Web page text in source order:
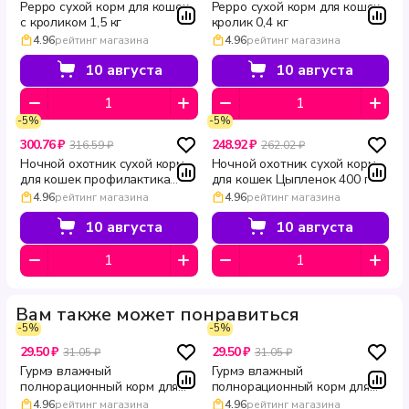
Peppo сухой корм для кошек
с кроликом 1,5 кг
4.96рейтинг магазина
10 августа
Peppo сухой корм для кошек
кролик 0,4 кг
4.96рейтинг магазина
10 августа
-5%
300.76 ₽ 316.59 ₽
Ночной охотник сухой корм
для кошек профилактика
мочекаменной болезни 400 г
4.96рейтинг магазина
10 августа
-5%
248.92 ₽ 262.02 ₽
Ночной охотник сухой корм
для кошек Цыпленок 400 г
4.96рейтинг магазина
10 августа
Вам также может понравиться
-5%
29.50 ₽ 31.05 ₽
Гурмэ влажный
полнорационный корм для
взрослых кошек филе с
4.96рейтинг магазина
-5%
29.50 ₽ 31.05 ₽
Гурмэ влажный
полнорационный корм для
взрослых кошек всех пород
4.96рейтинг магазина